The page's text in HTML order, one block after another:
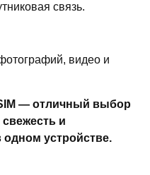
связь.
видео и
— отличный выбор
свежесть и
устройстве.